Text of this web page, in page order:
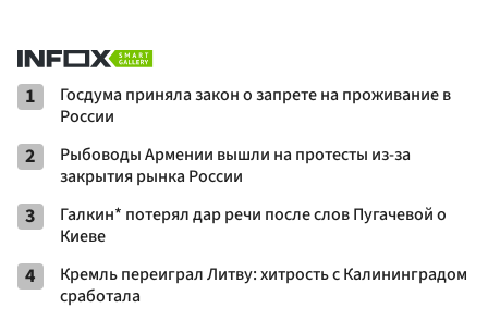
1
Госдума приняла закон о запрете на проживание в
России
2
Рыбоводы Армении вышли на протесты из-за
закрытия рынка России
3
Галкин* потерял дар речи после слов Пугачевой о
Киеве
4
Кремль переиграл Литву: хитрость с Калининградом
сработала